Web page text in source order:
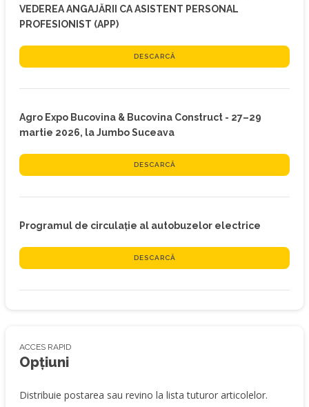
VEDEREA ANGAJĂRII CA ASISTENT PERSONAL
PROFESIONIST (APP)
DESCARCĂ
Agro Expo Bucovina & Bucovina Construct - 27–29
martie 2026, la Jumbo Suceava
DESCARCĂ
Programul de circulație al autobuzelor electrice
DESCARCĂ
ACCES RAPID
Opțiuni
Distribuie postarea sau revino la lista tuturor articolelor.